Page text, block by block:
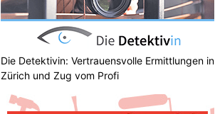
Die Detektivin: Vertrauensvolle Ermittlungen in
Zürich und Zug vom Profi